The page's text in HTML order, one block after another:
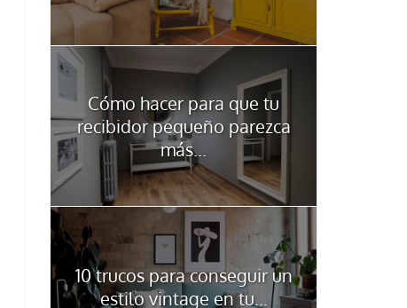
Cómo hacer para que tu
recibidor pequeño parezca
más...
10 trucos para conseguir un
estilo vintage en tu...